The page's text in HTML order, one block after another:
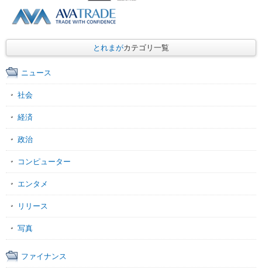
とれまがカテゴリ一覧
ニュース
社会
経済
政治
コンピューター
エンタメ
リリース
写真
ファイナンス